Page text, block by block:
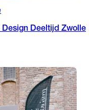
Deeltijd Zwolle